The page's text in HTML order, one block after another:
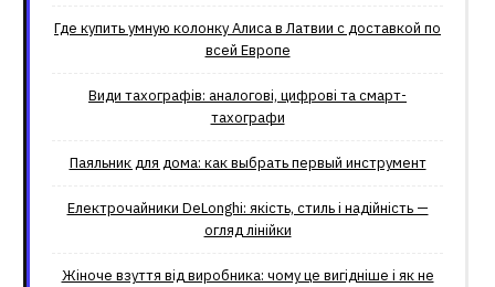
Где купить умную колонку Алиса в Латвии с доставкой по
всей Европе
Види тахографів: аналогові, цифрові та смарт-
тахографи
Паяльник для дома: как выбрать первый инструмент
Електрочайники DeLonghi: якість, стиль і надійність —
огляд лінійки
Жіноче взуття від виробника: чому це вигідніше і як не